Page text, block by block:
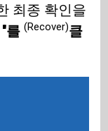
최종 확인을
"를(Recover)클